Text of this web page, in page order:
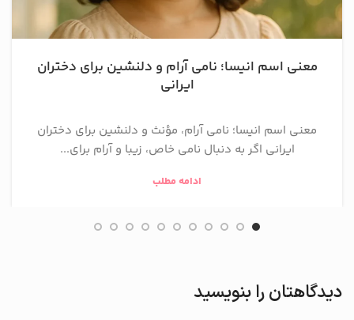
معنی اسم انیسا؛ نامی آرام و دلنشین برای دختران
ایرانی
معنی اسم انیسا؛ نامی آرام، مؤنث و دلنشین برای دختران
ایرانی اگر به دنبال نامی خاص، زیبا و آرام برای...
ادامه مطلب
دیدگاهتان را بنویسید